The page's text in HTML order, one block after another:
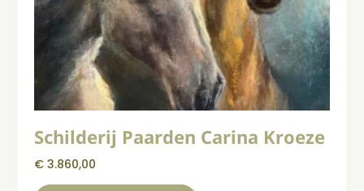
Schilderij Paarden Carina Kroeze
€ 3.860,00